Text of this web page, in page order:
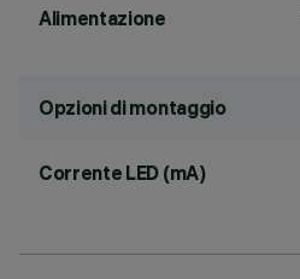
Alimentazione
Opzioni di montaggio
Corrente LED (mA)